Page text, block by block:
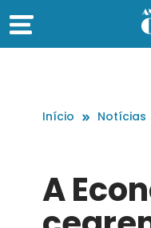
Início Notícias
A